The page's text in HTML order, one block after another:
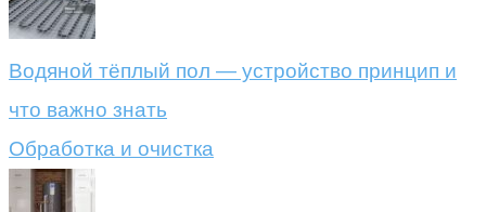
Водяной тёплый пол — устройство принцип и
что важно знать
Обработка и очистка